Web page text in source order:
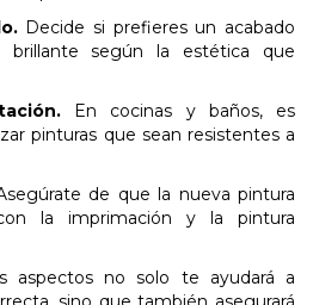
Decide si prefieres un acabado
brillante según la estética que
En cocinas y baños, es
pinturas que sean resistentes a
de que la nueva pintura
la imprimación y la pintura
aspectos no solo te ayudará a